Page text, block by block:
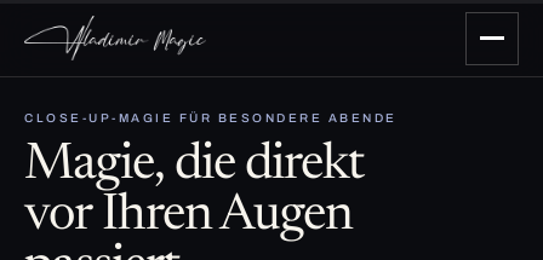
CLOSE-UP-MAGIE FÜR BESONDERE ABENDE
Magie, die direkt
vor Ihren Augen